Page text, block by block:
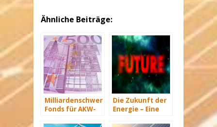
Ähnliche Beiträge:
Milliardenschwerer
Fonds für AKW-
Die Zukunft der
Energie – Eine